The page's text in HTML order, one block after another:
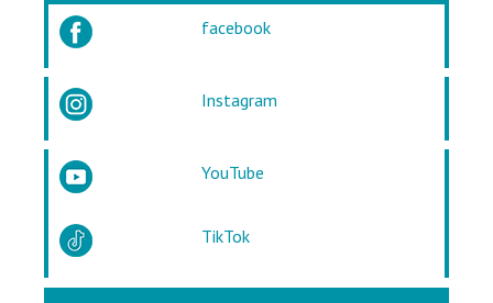
facebook
Instagram
YouTube
TikTok